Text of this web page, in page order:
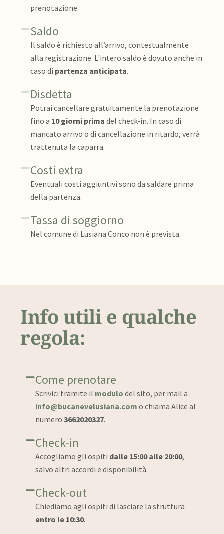
prenotazione.
Saldo
Il saldo è richiesto all’arrivo, contestualmente
alla registrazione. L'intero saldo è dovuto anche in
caso di partenza anticipata.
Disdetta
Potrai cancellare gratuitamente la prenotazione
fino a 10 giorni prima del check-in. In caso di
mancato arrivo o di cancellazione in ritardo, verrà
trattenuta la caparra.
Costi extra
Eventuali costi aggiuntivi sono da saldare prima
della partenza.
Tassa di soggiorno
Nel comune di Lusiana Conco non è prevista.
Info utili e qualche
regola:
Come prenotare
Scrivici tramite il modulo del sito, per mail a
info@bucanevelusiana.com o chiama Alice al
numero3662020327.
Check-in
Accogliamo gli ospiti dalle 15:00 alle 20:00,
salvo altri accordi e disponibilità.
Check-out
Chiediamo agli ospiti di lasciare la struttura
entro le 10:30.